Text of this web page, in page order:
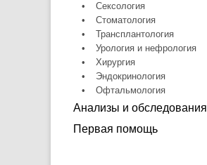
•
Сексология
•
Стоматология
•
Трансплантология
•
Урология и нефрология
•
Хирургия
•
Эндокринология
•
Офтальмология
Анализы и обследования
Первая помощь